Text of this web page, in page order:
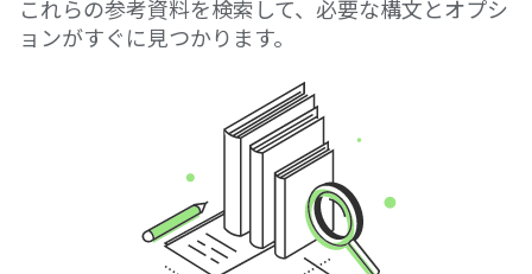
これらの参考資料を検索して、必要な構文とオプシ
ョンがすぐに見つかります。